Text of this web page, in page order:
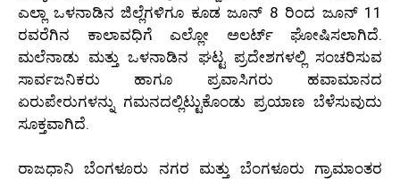
ಎಲ್ಲಾ ಒಳನಾಡಿನ ಜಿಲ್ಲೆಗಳಿಗೂ ಕೂಡ ಜೂನ್ 8 ರಿಂದ ಜೂನ್ 11
ರವರೆಗಿನ ಕಾಲಾವಧಿಗೆ ಎಲ್ಲೋ ಅಲರ್ಟ್ ಘೋಷಿಸಲಾಗಿದೆ.
ಮಲೆನಾಡು ಮತ್ತು ಒಳನಾಡಿನ ಘಟ್ಟ ಪ್ರದೇಶಗಳಲ್ಲಿ ಸಂಚರಿಸುವ
ಸಾರ್ವಜನಿಕರು ಹಾಗೂ ಪ್ರವಾಸಿಗರು ಹವಾಮಾನದ
ಏರುಪೇರುಗಳನ್ನು ಗಮನದಲ್ಲಿಟ್ಟುಕೊಂಡು ಪ್ರಯಾಣ ಬೆಳೆಸುವುದು
ಸೂಕ್ತವಾಗಿದೆ.
ರಾಜಧಾನಿ ಬೆಂಗಳೂರು ನಗರ ಮತ್ತು ಬೆಂಗಳೂರು ಗ್ರಾಮಾಂತರ